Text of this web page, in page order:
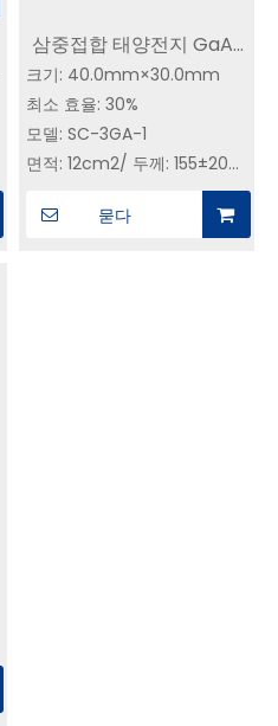
삼중접합 태양전지 GaAs
CIC | 30% 효율성 | SC-
3GA-1 위성용 우주태양전
지
크기: 40.0mm×30.0mm
최소 효율: 30%
모델: SC-3GA-1
면적: 12cm2/ 두께: 155±20
무게:<150mg/cm2(커버 유
묻다